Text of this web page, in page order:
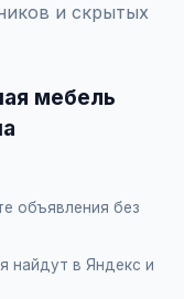
и скрытых
мебель
объявления без
найдут в Яндекс и